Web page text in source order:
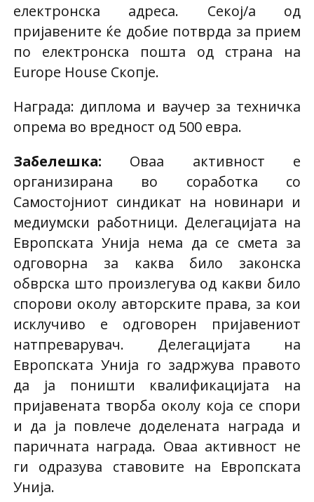
електронска адреса. Секој/а од
пријавените ќе добие потврда за прием
по електронска пошта од страна на
Europe House Скопје.
Награда: диплома и ваучер за техничка
опрема во вредност од 500 евра.
Забелешка: Оваа активност е
организирана во соработка со
Самостојниот синдикат на новинари и
медиумски работници. Делегацијата на
Европската Унија нема да се смета за
одговорна за каква било законска
обврска што произлегува од какви било
спорови околу авторските права, за кои
исклучиво е одговорен пријавениот
натпреварувач. Делегацијата на
Европската Унија го задржува правото
да ја поништи квалификацијата на
пријавената творба околу која се спори
и да ја повлече доделената награда и
паричната награда. Оваа активност не
ги одразува ставовите на Европската
Унија.